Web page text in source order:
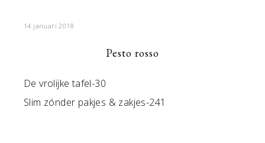
14 januari 2018
Pesto rosso
De vrolijke tafel-30
Slim zónder pakjes & zakjes-241